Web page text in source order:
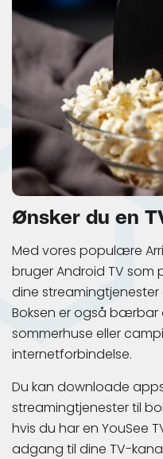
Ønsker du en
Med vores populære
bruger Android TV som
dine
Boksen er også bærbar
sommerhuse eller
internetforbindelse.
Du kan downloade
streamingtjenester til
hvis du har en YouSee
adgang til dine TV-